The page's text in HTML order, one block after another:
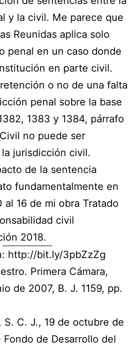
y la civil. Me parece que
Reunidas aplica solo
penal en un caso donde
en parte civil.
o no de una falta
penal sobre la base
1383 y 1384, párrafo
no puede ser
jurisdicción civil.
de la sentencia
fundamentalmente en
al 16 de mi obra Tratado
civil
2018.
http://bit.ly/3pbZzZg
Primera Cámara,
de 2007, B. J. 1159, pp.
S. C. J., 19 de octubre de
de Desarrollo del